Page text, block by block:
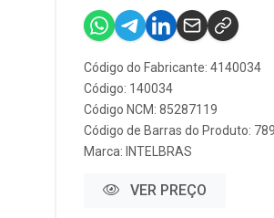
Código do Fabricante: 4140034
Código: 140034
Código NCM: 85287119
Código de Barras do Produto:
Marca: INTELBRAS
VER PREÇO